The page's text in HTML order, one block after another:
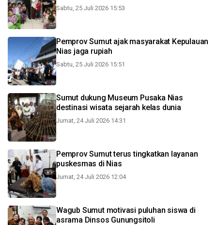
Sabtu, 25 Juli 2026 15:53
Pemprov Sumut ajak masyarakat Kepulauan
Nias jaga rupiah
Sabtu, 25 Juli 2026 15:51
Sumut dukung Museum Pusaka Nias
destinasi wisata sejarah kelas dunia
Jumat, 24 Juli 2026 14:31
Pemprov Sumut terus tingkatkan layanan
puskesmas di Nias
Jumat, 24 Juli 2026 12:04
Wagub Sumut motivasi puluhan siswa di
asrama Dinsos Gunungsitoli